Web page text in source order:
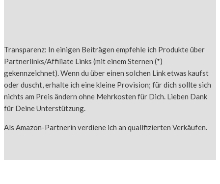
Transparenz: In einigen Beiträgen empfehle ich Produkte über
Partnerlinks/Affiliate Links (mit einem Sternen (*)
gekennzeichnet). Wenn du über einen solchen Link etwas kaufst
oder duscht, erhalte ich eine kleine Provision; für dich sollte sich
nichts am Preis ändern ohne Mehrkosten für Dich. Lieben Dank
für Deine Unterstützung.
Als Amazon-Partnerin verdiene ich an qualifizierten Verkäufen.